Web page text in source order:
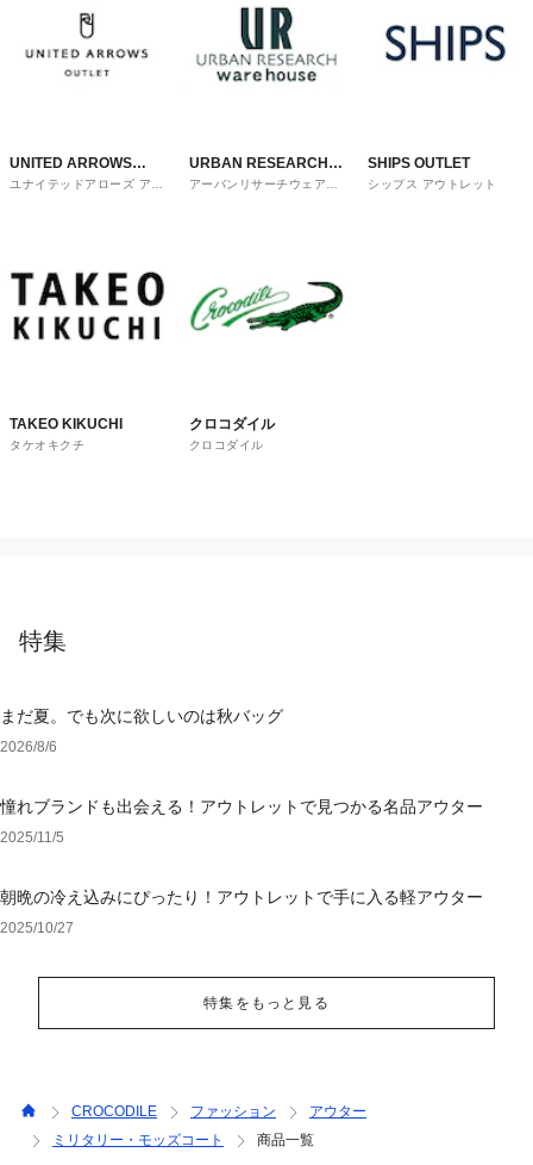
UNITED ARROWS
OUTLET
ユナイテッドアローズ アウ
URBAN RESEARCH
ware house
アーバンリサーチウェアハ
SHIPS OUTLET
シップス アウトレット
TAKEO KIKUCHI
タケオキクチ
クロコダイル
クロコダイル
特集
まだ夏。でも次に欲しいのは秋バッグ
2026/8/6
憧れブランドも出会える！アウトレットで見つかる名品アウター
2025/11/5
朝晩の冷え込みにぴったり！アウトレットで手に入る軽アウター
2025/10/27
特集をもっと見る
CROCODILE ファッション
アウター
ミリタリー・モッズコート
商品一覧